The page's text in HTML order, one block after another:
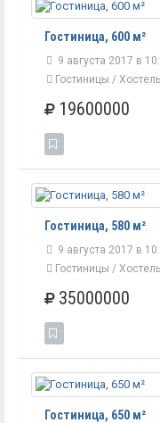
Гостиница, 600 м²
9 августа 2017 в
Гостиницы /
19600000
Гостиница, 580 м²
9 августа 2017 в
Гостиницы /
35000000
Гостиница, 650 м²